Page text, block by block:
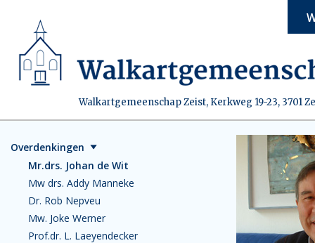
Walkartgemeenschap Zeist, Kerkweg 19-23, 3701
Overdenkingen
Mr.drs. Johan de Wit
Mw drs. Addy Manneke
Dr. Rob Nepveu
Mw. Joke Werner
Prof.dr. L. Laeyendecker